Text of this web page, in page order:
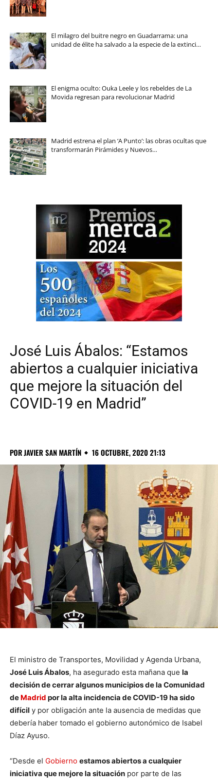
El milagro del buitre negro en Guadarrama: una
unidad de élite ha salvado a la especie de la extinci…
El enigma oculto: Ouka Leele y los rebeldes de La
Movida regresan para revolucionar Madrid
Madrid estrena el plan ‘A Punto’: las obras ocultas que
transformarán Pirámides y Nuevos…
José Luis Ábalos: “Estamos
abiertos a cualquier iniciativa
que mejore la situación del
COVID-19 en Madrid”
PORJAVIER SAN MARTÍN 16 OCTUBRE, 2020 21:13
El ministro de Transportes, Movilidad y Agenda Urbana,
José Luis Ábalos, ha asegurado esta mañana que la
decisión de cerrar algunos municipios de la Comunidad
de Madrid por la alta incidencia de COVID-19 ha sido
difícil y por obligación ante la ausencia de medidas que
debería haber tomado el gobierno autonómico de Isabel
Díaz Ayuso.
“Desde el Gobierno estamos abiertos a cualquier
iniciativa que mejore la situación por parte de las